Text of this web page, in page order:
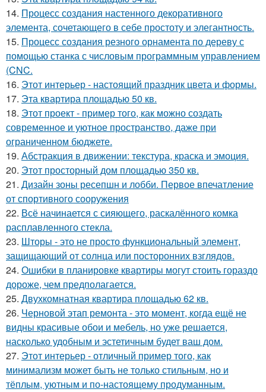
14. Процесс создания настенного декоративного
элемента, сочетающего в себе простоту и элегантность.
15. Процесс создания резного орнамента по дереву с
помощью станка с числовым программным управлением
(CNC.
16. Этот интерьер - настоящий праздник цвета и формы.
17. Эта квартира площадью 50 кв.
18. Этот проект - пример того, как можно создать
современное и уютное пространство, даже при
ограниченном бюджете.
19. Абстракция в движении: текстура, краска и эмоция.
20. Этот просторный дом площадью 350 кв.
21. Дизайн зоны ресепшн и лобби. Первое впечатление
от спортивного сооружения
22. Всё начинается с сияющего, раскалённого комка
расплавленного стекла.
23. Шторы - это не просто функциональный элемент,
защищающий от солнца или посторонних взглядов.
24. Ошибки в планировке квартиры могут стоить гораздо
дороже, чем предполагается.
25. Двухкомнатная квартира площадью 62 кв.
26. Черновой этап ремонта - это момент, когда ещё не
видны красивые обои и мебель, но уже решается,
насколько удобным и эстетичным будет ваш дом.
27. Этот интерьер - отличный пример того, как
минимализм может быть не только стильным, но и
тёплым, уютным и по-настоящему продуманным.